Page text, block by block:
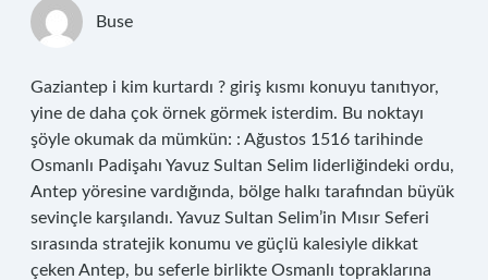
Buse
Gaziantep i kim kurtardı ? giriş kısmı konuyu tanıtıyor,
yine de daha çok örnek görmek isterdim. Bu noktayı
şöyle okumak da mümkün: : Ağustos 1516 tarihinde
Osmanlı Padişahı Yavuz Sultan Selim liderliğindeki ordu,
Antep yöresine vardığında, bölge halkı tarafından büyük
sevinçle karşılandı. Yavuz Sultan Selim’in Mısır Seferi
sırasında stratejik konumu ve güçlü kalesiyle dikkat
çeken Antep, bu seferle birlikte Osmanlı topraklarına